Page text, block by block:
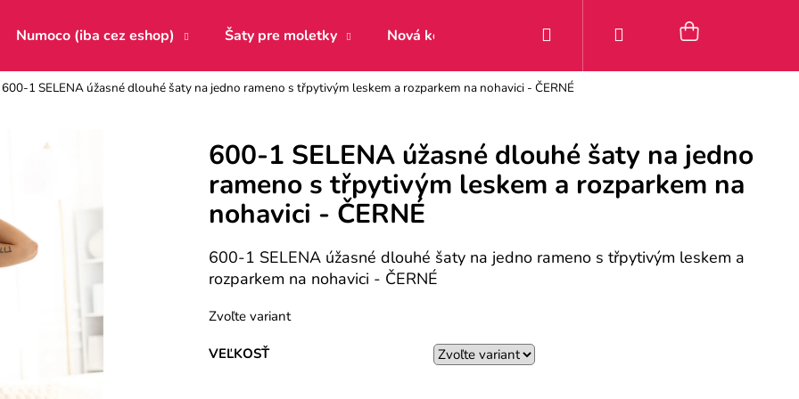
Numoco (iba cez eshop) Šaty pre moletky Nová kolekcia Zľavy Posledné kúsky 9–49 €
PrihlásenieNákupný
600-1 SELENA úžasné dlouhé šaty na jedno rameno s třpytivým leskem a rozparkem na nohavici - ČERNÉ
600-1 SELENA úžasné dlouhé šaty na jedno
rameno s třpytivým leskem a rozparkem na
nohavici - ČERNÉ
600-1 SELENA úžasné dlouhé šaty na jedno rameno s třpytivým leskem a
rozparkem na nohavici - ČERNÉ
VEĽKOSŤ
Zvoľte variant
Čo potrebujete nájsť?
Odporúčame